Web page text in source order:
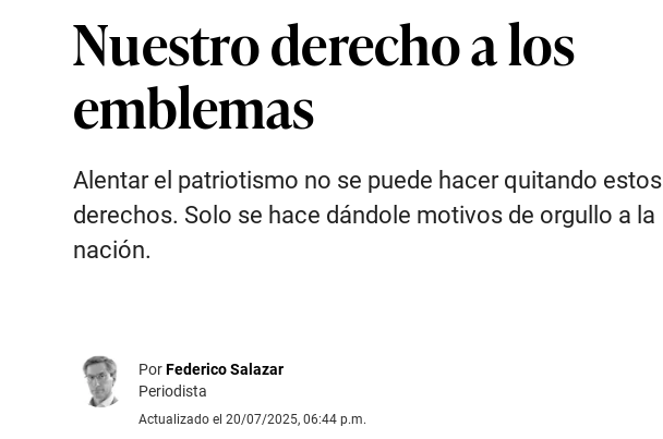
Nuestro derecho a los
emblemas
Alentar el patriotismo no se puede hacer quitando estos
derechos. Solo se hace dándole motivos de orgullo a la
nación.
PorFederico Salazar
Periodista
Actualizado el 20/07/2025, 06:44 p.m.